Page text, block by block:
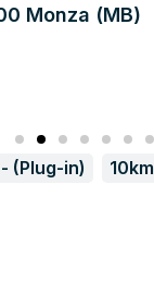
Monza (MB)
(Plug-in) 10km